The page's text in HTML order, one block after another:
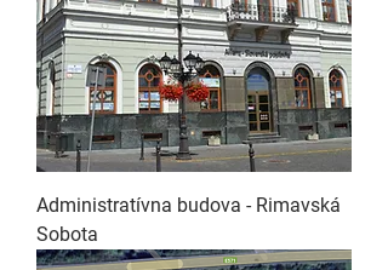
Administratívna budova - Rimavská
Sobota